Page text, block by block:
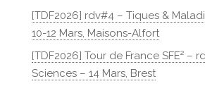
[TDF2026] rdv#4 – Tiques &
10-12 Mars, Maisons-Alfort
[TDF2026] Tour de France SFE² –
Sciences – 14 Mars, Brest